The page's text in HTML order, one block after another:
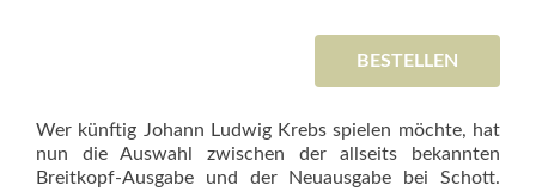
BESTELLEN
Wer künftig Johann Ludwig Krebs spielen möchte, hat
nun die Auswahl zwischen der allseits bekannten
Breitkopf-Ausgabe und der Neuausgabe bei Schott.